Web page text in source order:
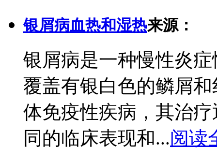
银屑病血热和湿热来源：
银屑病是一种慢性炎
覆盖有银白色的鳞屑
体免疫性疾病，其治
同的临床表现和...阅读